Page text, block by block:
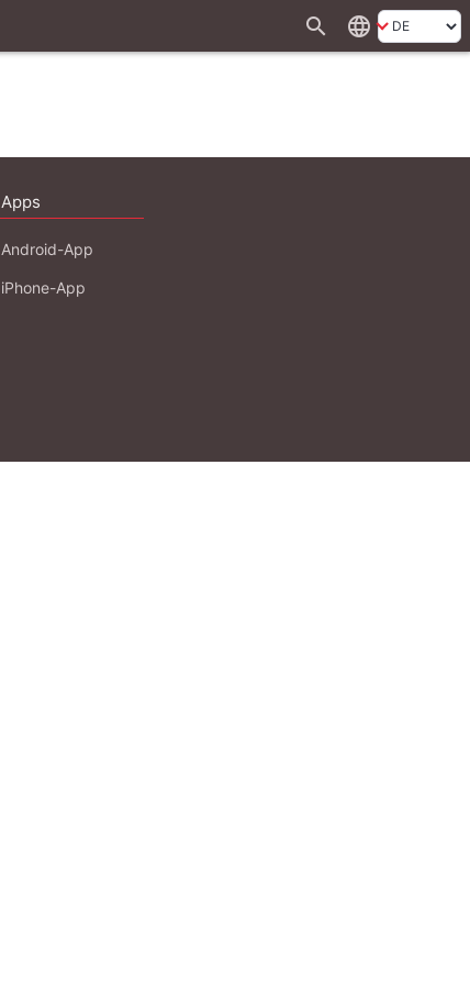
search language
Apps
Android-App
iPhone-App